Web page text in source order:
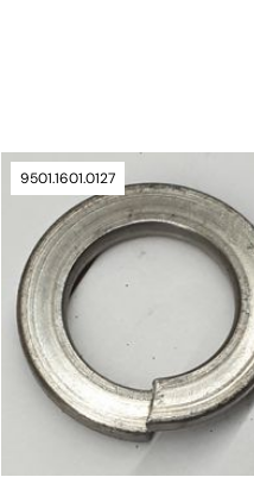
9501.1601.0127